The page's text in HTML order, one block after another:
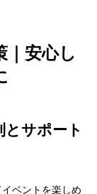
｜安心し
とサポート
ベントを楽しめ